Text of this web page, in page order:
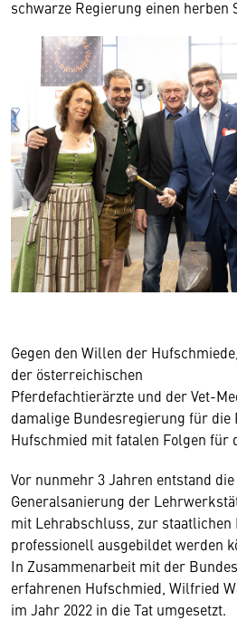
schwarze Regierung einen herben
Gegen den Willen der
der österreichischen
Pferdefachtierärzte und der Vet-
damalige Bundesregierung für die
Hufschmied mit fatalen Folgen für
Vor nunmehr 3 Jahren entstand
Generalsanierung der
mit Lehrabschluss, zur
professionell ausgebildet werden
In Zusammenarbeit mit der
erfahrenen Hufschmied, Wilfried
im Jahr 2022 in die Tat umgesetzt.